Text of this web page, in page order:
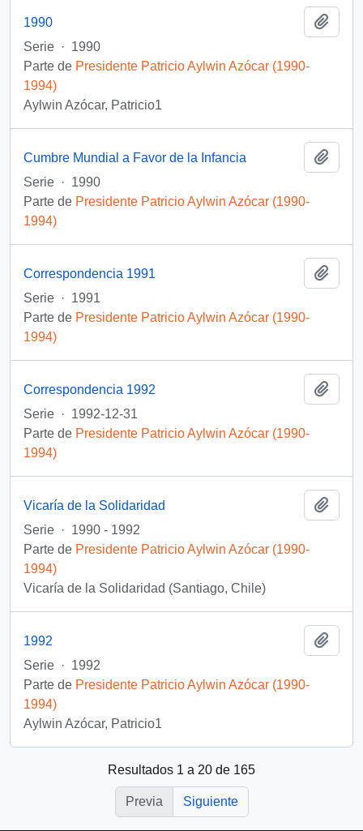
1990
Serie · 1990
Parte de Presidente Patricio Aylwin Azócar (1990-
1994)
Aylwin Azócar, Patricio1
Cumbre Mundial a Favor de la Infancia
Serie · 1990
Parte de Presidente Patricio Aylwin Azócar (1990-
1994)
Correspondencia 1991
Serie · 1991
Parte de Presidente Patricio Aylwin Azócar (1990-
1994)
Correspondencia 1992
Serie · 1992-12-31
Parte de Presidente Patricio Aylwin Azócar (1990-
1994)
Vicaría de la Solidaridad
Serie · 1990 - 1992
Parte de Presidente Patricio Aylwin Azócar (1990-
1994)
Vicaría de la Solidaridad (Santiago, Chile)
1992
Serie · 1992
Parte de Presidente Patricio Aylwin Azócar (1990-
1994)
Aylwin Azócar, Patricio1
Resultados 1 a 20 de 165
Previa Siguiente